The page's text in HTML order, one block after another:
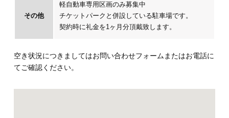
その他
軽自動車専用区画のみ募集中
チケットパークと併設している駐車場です。
契約時に礼金を1ヶ月分頂戴致します。
空き状況につきましてはお問い合わせフォームまたはお電話に
てご確認ください。